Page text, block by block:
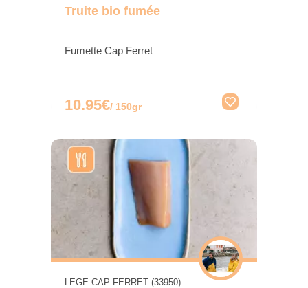
Truite bio fumée
Fumette Cap Ferret
10.95€/ 150gr
LEGE CAP FERRET (33950)